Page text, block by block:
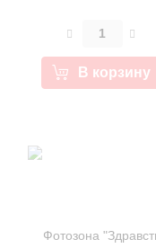
В корзину